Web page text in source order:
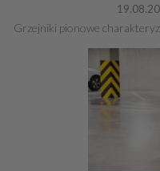
Grzejniki pionowe